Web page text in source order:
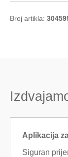
Broj artikla:
Aplikacija
Siguran